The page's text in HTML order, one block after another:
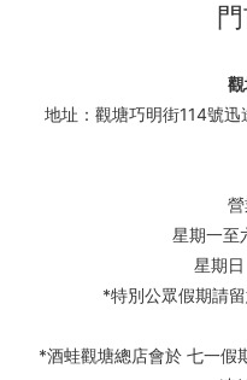
觀
地址：觀塘巧明街114號
營
星期一至
星期
*特別公眾假期請
*酒蛙觀塘總店會於 七一假